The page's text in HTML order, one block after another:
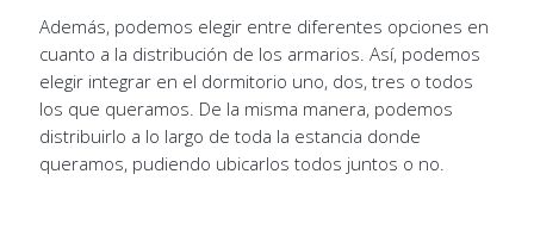
Además, podemos elegir entre diferentes opciones en
cuanto a la distribución de los armarios. Así, podemos
elegir integrar en el dormitorio uno, dos, tres o todos
los que queramos. De la misma manera, podemos
distribuirlo a lo largo de toda la estancia donde
queramos, pudiendo ubicarlos todos juntos o no.